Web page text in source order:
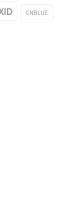
CNBLUE